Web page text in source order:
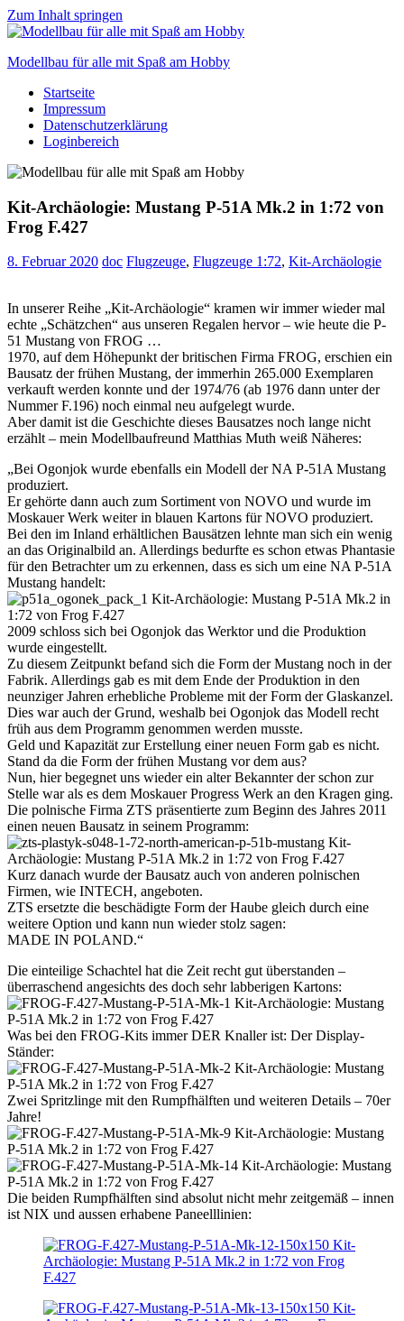
Zum Inhalt springen
Modellbau für alle mit Spaß am Hobby
Scale
modelling
to
Startseite
Impressum
Datenschutzerklärung
Loginbereich
Kit-Archäologie: Mustang P-51A Mk.2 in 1:72 von
Frog F.427
8. Februar 2020 doc Flugzeuge, Flugzeuge 1:72, Kit-Archäologie
In unserer Reihe „Kit-Archäologie“ kramen wir immer wieder mal
echte „Schätzchen“ aus unseren Regalen hervor – wie heute die P-
51 Mustang von FROG …
1970, auf dem Höhepunkt der britischen Firma FROG, erschien ein
Bausatz der frühen Mustang, der immerhin 265.000 Exemplaren
verkauft werden konnte und der 1974/76 (ab 1976 dann unter der
Nummer F.196) noch einmal neu aufgelegt wurde.
Aber damit ist die Geschichte dieses Bausatzes noch lange nicht
erzählt – mein Modellbaufreund Matthias Muth weiß Näheres:
„Bei Ogonjok wurde ebenfalls ein Modell der NA P-51A Mustang
produziert.
Er gehörte dann auch zum Sortiment von NOVO und wurde im
Moskauer Werk weiter in blauen Kartons für NOVO produziert.
Bei den im Inland erhältlichen Bausätzen lehnte man sich ein wenig
an das Originalbild an. Allerdings bedurfte es schon etwas Phantasie
für den Betrachter um zu erkennen, dass es sich um eine NA P-51A
Mustang handelt:
2009 schloss sich bei Ogonjok das Werktor und die Produktion
wurde eingestellt.
Zu diesem Zeitpunkt befand sich die Form der Mustang noch in der
Fabrik. Allerdings gab es mit dem Ende der Produktion in den
neunziger Jahren erhebliche Probleme mit der Form der Glaskanzel.
Dies war auch der Grund, weshalb bei Ogonjok das Modell recht
früh aus dem Programm genommen werden musste.
Geld und Kapazität zur Erstellung einer neuen Form gab es nicht.
Stand da die Form der frühen Mustang vor dem aus?
Nun, hier begegnet uns wieder ein alter Bekannter der schon zur
Stelle war als es dem Moskauer Progress Werk an den Kragen ging.
Die polnische Firma ZTS präsentierte zum Beginn des Jahres 2011
einen neuen Bausatz in seinem Programm:
Kurz danach wurde der Bausatz auch von anderen polnischen
Firmen, wie INTECH, angeboten.
ZTS ersetzte die beschädigte Form der Haube gleich durch eine
weitere Option und kann nun wieder stolz sagen:
MADE IN POLAND.“
Die einteilige Schachtel hat die Zeit recht gut überstanden –
überraschend angesichts des doch sehr labberigen Kartons:
Was bei den FROG-Kits immer DER Knaller ist: Der Display-
Ständer:
Zwei Spritzlinge mit den Rumpfhälften und weiteren Details – 70er
Jahre!
Die beiden Rumpfhälften sind absolut nicht mehr zeitgemäß – innen
ist NIX und aussen erhabene Paneelllinien: